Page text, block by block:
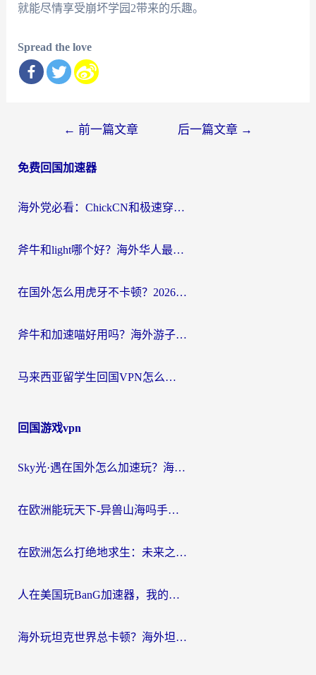
就能尽情享受崩坏学园2带来的乐趣。
Spread the love
导
← 前一篇文章 后一篇文章 →
免费回国加速器
海外党必看：ChickCN和极速穿梭VPN好用吗？3招教你选对回国加速器无缝刷国内资源
斧牛和light哪个好？海外华人最关心的回国加速器选择难题，一篇讲透
在国外怎么用虎牙不卡顿？2026海外华人亲测有效的回国加速器选择指南
斧牛和加速喵好用吗？海外游子的真实选择困境
马来西亚留学生回国VPN怎么选？3个避坑点+1款实测好用的加速器推荐
回国游戏vpn
Sky光·遇在国外怎么加速玩？海外党亲测有效的国服游戏加速指南
在欧洲能玩天下-异兽山海吗手游？海外玩家的加速器生存指南
在欧洲怎么打绝地求生：未来之役不卡？留学生亲测的加速器避坑指南
人在美国玩BanG加速器，我的延迟终于绿了
海外玩坦克世界总卡顿？海外坦克世界加速器有哪些？实测好用的选择在这里